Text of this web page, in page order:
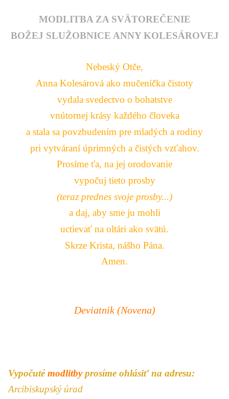
MODLITBA ZA SVÄTOREČENIE
BOŽEJ SLUŽOBNICE ANNY KOLESÁROVEJ
Nebeský Otče,
Anna Kolesárová ako mučeníčka čistoty
vydala svedectvo o bohatstve
vnútornej krásy každého človeka
a stala sa povzbudením pre mladých a rodiny
pri vytváraní úprimných a čistých vzťahov.
Prosíme ťa, na jej orodovanie
vypočuj tieto prosby
(teraz prednes svoje prosby...)
a daj, aby sme ju mohli
uctievať na oltári ako svätú.
Skrze Krista, nášho Pána.
Amen.
Deviatnik (Novena)
Vypočutémodlitbyprosíme ohlásiť na adresu:
Arcibiskupský úrad